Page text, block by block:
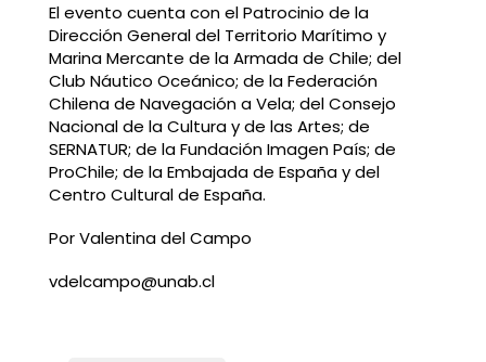
El evento cuenta con el Patrocinio de la
Dirección General del Territorio Marítimo y
Marina Mercante de la Armada de Chile; del
Club Náutico Oceánico; de la Federación
Chilena de Navegación a Vela; del Consejo
Nacional de la Cultura y de las Artes; de
SERNATUR; de la Fundación Imagen País; de
ProChile; de la Embajada de España y del
Centro Cultural de España.
Por Valentina del Campo
vdelcampo@unab.cl